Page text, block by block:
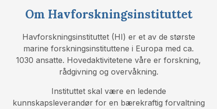
Om Havforskningsinstituttet
Havforskningsinstituttet (HI) er et av de største
marine forskningsinstituttene i Europa med ca.
1030 ansatte. Hovedaktivitetene våre er forskning,
rådgivning og overvåkning.
Instituttet skal være en ledende
kunnskapsleverandør for en bærekraftig forvaltning